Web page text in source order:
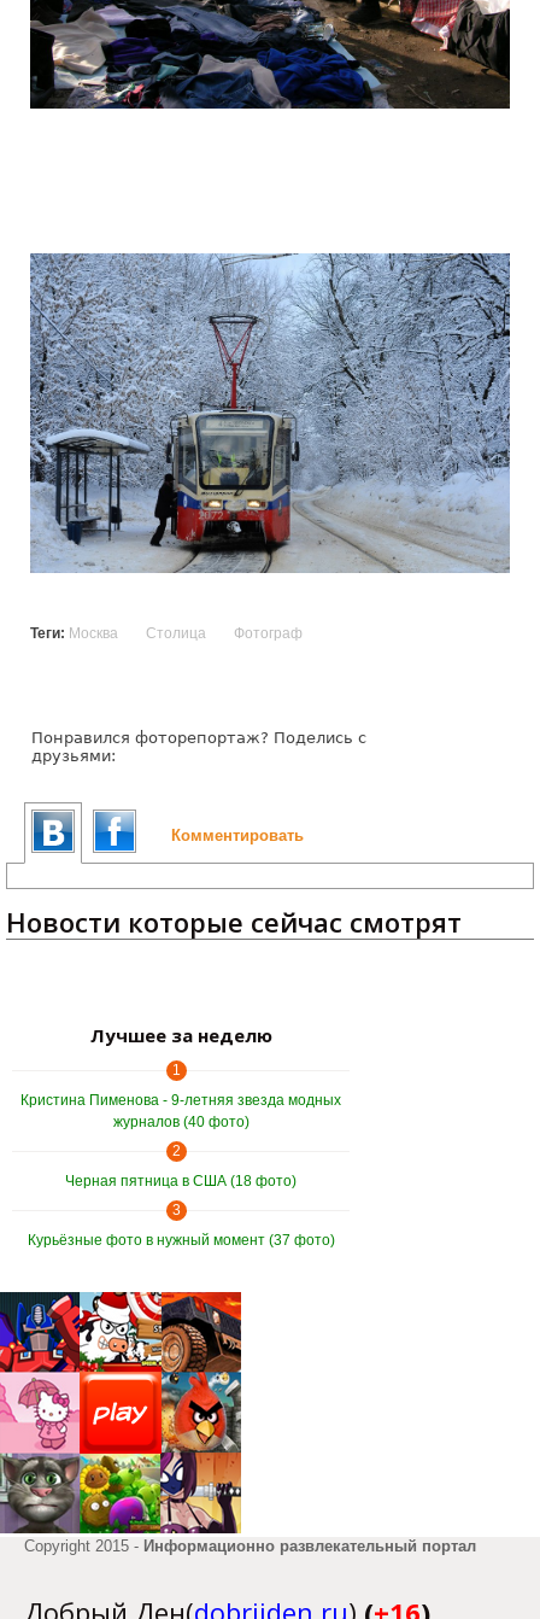
Теги: Москва Столица Фотограф
Понравился фоторепортаж? Поделись с
друзьями:
Комментировать
Новости которые сейчас смотрят
Лучшее за неделю
1
Кристина Пименова - 9-летняя звезда модных
журналов (40 фото)
2
Черная пятница в США (18 фото)
3
Курьёзные фото в нужный момент (37 фото)
Copyright 2015 - Информационно развлекательный портал
Добрый Ден(dobriiden.ru) (+16)